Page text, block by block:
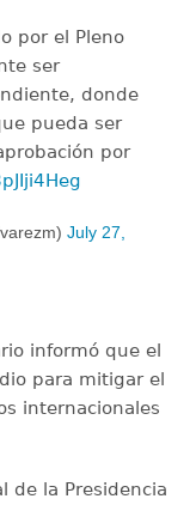
por el Pleno
ser
donde
pueda ser
por
July 27,
informó que el
para mitigar el
internacionales
de la Presidencia